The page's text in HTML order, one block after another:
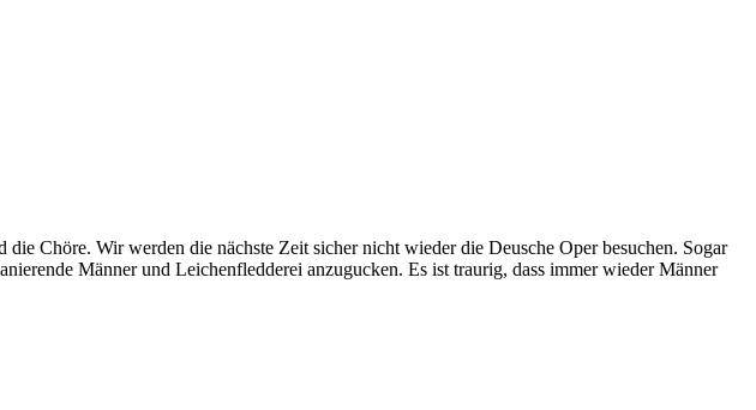
Chöre. Wir werden die nächste Zeit sicher nicht wieder die Deusche Oper besuchen. Sogar
Männer und Leichenfledderei anzugucken. Es ist traurig, dass immer wieder Männer